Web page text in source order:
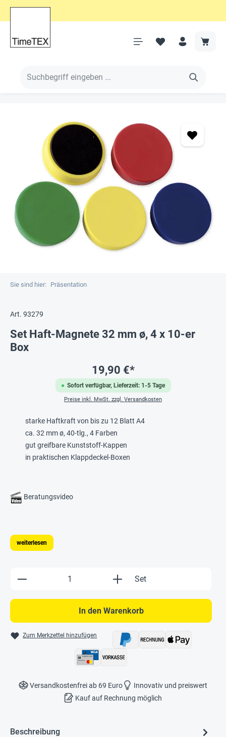
Sie sind hier: Präsentation
Art. 93279
Set Haft-Magnete 32 mm ø, 4 x 10-er
Box
Sofort verfügbar, Lieferzeit: 1-5 Tage
19,90 €*
Preise inkl. MwSt. zzgl. Versandkosten
starke Haftkraft von bis zu 12 Blatt A4
ca. 32 mm ø, 40-tlg., 4 Farben
gut greifbare Kunststoff-Kappen
in praktischen Klappdeckel-Boxen
Beratungsvideo
weiterlesen
Produkt Anzahl: Gib den gewünschten
Set
In den Warenkorb
Zum Merkzettel hinzufügen
Versandkostenfrei ab 69 Euro
Innovativ und preiswert
Kauf auf Rechnung möglich
Beschreibung